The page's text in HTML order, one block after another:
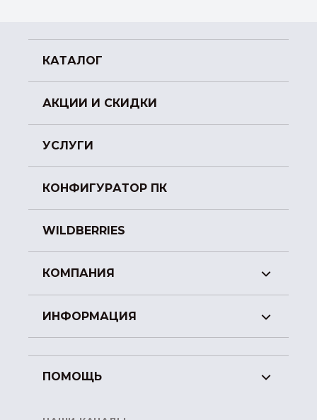
КАТАЛОГ
АКЦИИ И СКИДКИ
УСЛУГИ
КОНФИГУРАТОР ПК
WILDBERRIES
КОМПАНИЯ
ИНФОРМАЦИЯ
ПОМОЩЬ